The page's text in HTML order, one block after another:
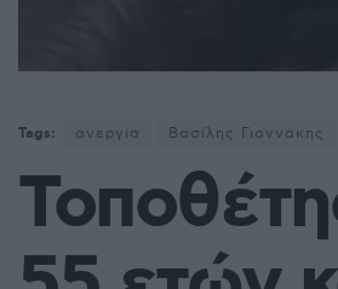
Tags: ανεργία Βασίλης Γιαννάκης